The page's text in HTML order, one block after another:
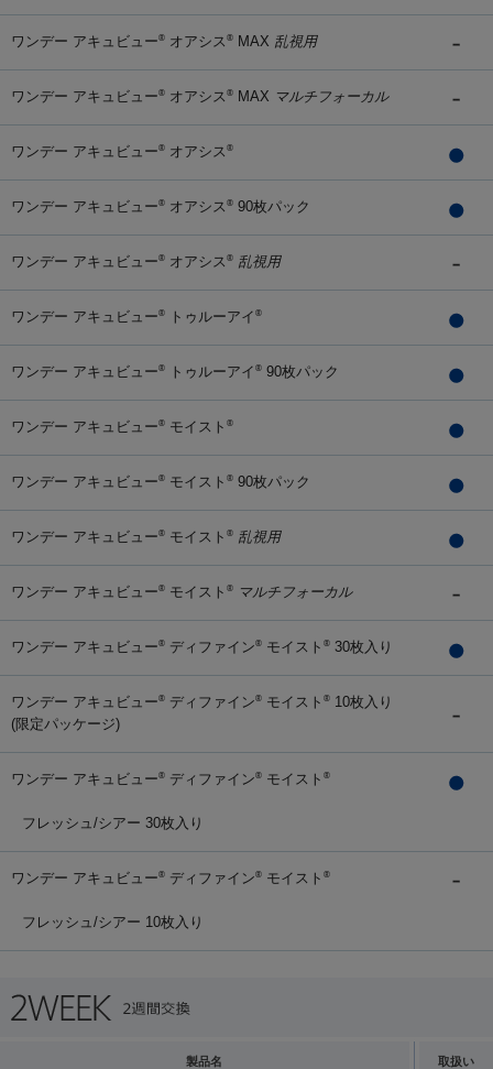
ワンデー アキュビュー® オアシス ® MAX 乱視用
ワンデー アキュビュー® オアシス ® MAX マルチフォーカル
ワンデー アキュビュー® オアシス ®
ワンデー アキュビュー® オアシス ® 90枚パック
ワンデー アキュビュー® オアシス ® 乱視用
ワンデー アキュビュー® トゥルーアイ ®
ワンデー アキュビュー® トゥルーアイ ® 90枚パック
ワンデー アキュビュー® モイスト ®
ワンデー アキュビュー® モイスト ® 90枚パック
ワンデー アキュビュー® モイスト ® 乱視用
ワンデー アキュビュー® モイスト ® マルチフォーカル
ワンデー アキュビュー® ディファイン® モイスト ® 30枚入り
ワンデー アキュビュー® ディファイン® モイスト ® 10枚入り
(限定パッケージ)
ワンデー アキュビュー® ディファイン® モイスト ®
フレッシュ/シアー 30枚入り
ワンデー アキュビュー® ディファイン® モイスト ®
フレッシュ/シアー 10枚入り
製品名 取扱い